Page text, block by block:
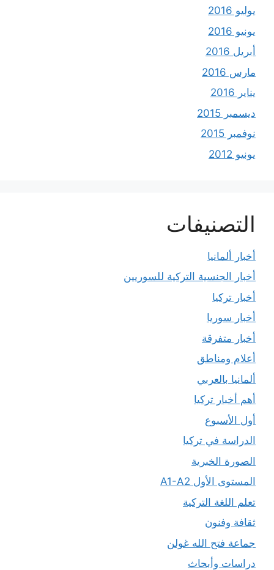
يوليو 2016
يونيو 2016
أبريل 2016
مارس 2016
يناير 2016
ديسمبر 2015
نوفمبر 2015
يونيو 2012
التصنيفات
أخبار ألمانيا
أخبار الجنسية التركية للسوريين
أخبار تركيا
أخبار سوريا
أخبار متفرقة
أعلام ومناطق
ألمانيا بالعربي
أهم أخبار تركيا
أول الأسبوع
الدراسة في تركيا
الصورة الخبرية
المستوى الأول A1-A2
تعلم اللغة التركية
ثقافة وفنون
جماعة فتح الله غولن
دراسات وأبحاث